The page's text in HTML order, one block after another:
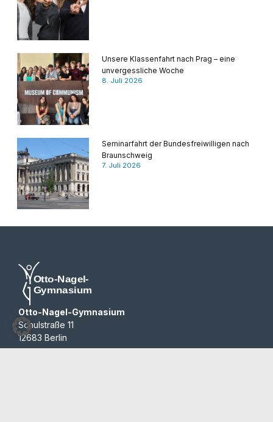
Unsere Klassenfahrt nach Prag – eine
unvergessliche Woche
8. Juli 2026
Seminarfahrt der Bundesfreiwilligen nach
Braunschweig
7. Juli 2026
Otto-Nagel-Gymnasium
Schulstraße 11
12683 Berlin